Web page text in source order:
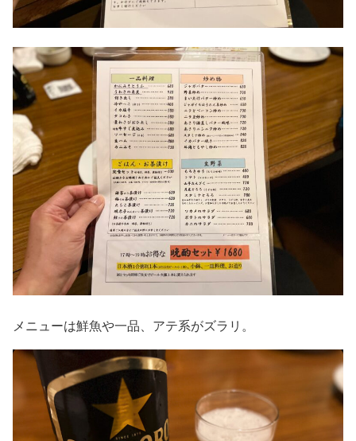
メニューは鮮魚や一品、アテ系がズラリ。